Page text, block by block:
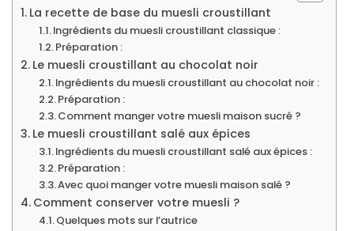
La recette de base du muesli croustillant
Ingrédients du muesli croustillant classique :
Préparation :
Le muesli croustillant au chocolat noir
Ingrédients du muesli croustillant au chocolat noir :
Préparation :
Comment manger votre muesli maison sucré ?
Le muesli croustillant salé aux épices
Ingrédients du muesli croustillant salé aux épices :
Préparation :
Avec quoi manger votre muesli maison salé ?
Comment conserver votre muesli ?
Quelques mots sur l’autrice